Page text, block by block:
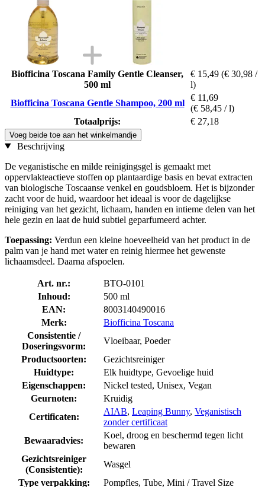
Biofficina Toscana Family Gentle Cleanser,
500 ml
€ 15,49 (€ 30,98 /
l)
Biofficina Toscana Gentle Shampoo, 200 ml
€ 11,69
(€ 58,45 / l)
Totaalprijs:
€ 27,18
Voeg beide toe aan het winkelmandje
Beschrijving
De veganistische en milde reinigingsgel is gemaakt met
oppervlakteactieve stoffen op plantaardige basis en bevat extracten
van biologische Toscaanse venkel en goudsbloem. Het is bijzonder
zacht voor de huid, waardoor het ideaal is voor de dagelijkse
reiniging van het gezicht, lichaam, handen en intieme delen van het
hele gezin en laat de huid subtiel geparfumeerd achter.
Toepassing: Verdun een kleine hoeveelheid van het product in de
palm van je hand met water en reinig hiermee het gewenste
lichaamsdeel. Daarna afspoelen.
Art. nr.:
BTO-0101
Inhoud:
500 ml
EAN:
8003140490016
Merk:
Biofficina Toscana
Consistentie /
Doseringsvorm:
Vloeibaar, Poeder
Productsoorten:
Gezichtsreiniger
Huidtype:
Elk huidtype, Gevoelige huid
Eigenschappen:
Nickel tested, Unisex, Vegan
Geurnoten:
Kruidig
Certificaten:
AIAB, Leaping Bunny, Veganistisch
zonder certificaat
Bewaaradvies:
Koel, droog en beschermd tegen licht
bewaren
Gezichtsreiniger
(Consistentie):
Wasgel
Type verpakking:
Pompfles, Tube, Mini / Travel Size